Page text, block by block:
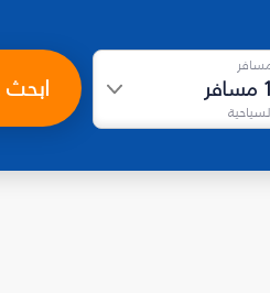
1 مسافر